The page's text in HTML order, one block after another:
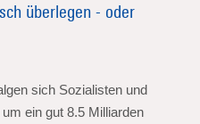
überlegen - oder
sich Sozialisten und
ein gut 8.5 Milliarden